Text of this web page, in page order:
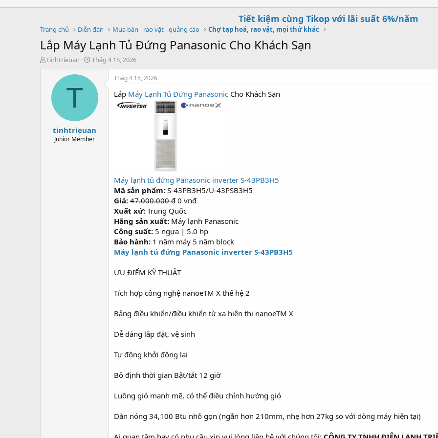
Tiết kiệm cùng Tikop với lãi suất 6%/năm
Trang chủ Diễn đàn Mua bán - rao vặt - quảng cáo Chợ tạp hoá, rao vặt, mọi thứ khác
Lắp Máy Lạnh Tủ Đứng Panasonic Cho Khách Sạn
T
tinhtrieuan
S
r
a
e
Thág 4 15, 2026
T
tinhtrieuan
Junior Member
Thág 4 15, 2026
Lắp Máy Lạnh Tủ Đứng Panasonic Cho Khách Sạn
Máy lạnh tủ đứng Panasonic inverter S-43PB3H5
Mã sản phẩm: S-43PB3H5/U-43PSB3H5
Giá: 47.000.000 đ 0 vnđ
Xuất xứ: Trung Quốc
Hãng sản xuất: Máy lạnh Panasonic
Công suất: 5 ngựa | 5.0 hp
Bảo hành: 1 năm máy 5 năm block
Máy lạnh tủ đứng Panasonic inverter S-43PB3H5
ƯU ĐIỂM KỸ THUẬT
Tích hợp công nghệ nanoeTM X thế hệ 2
Bảng điều khiển/điều khiển từ xa hiện thị nanoeTM X
Dễ dàng lắp đặt, vệ sinh
Tự động khởi động lại
Bộ định thời gian Bật/tắt 12 giờ
Luồng gió mạnh mẽ, có thể điều chỉnh hướng gió
Dàn nóng 34,100 Btu nhỏ gọn (ngắn hơn 210mm, nhẹ hơn 27kg so với dòng máy hiện tại)